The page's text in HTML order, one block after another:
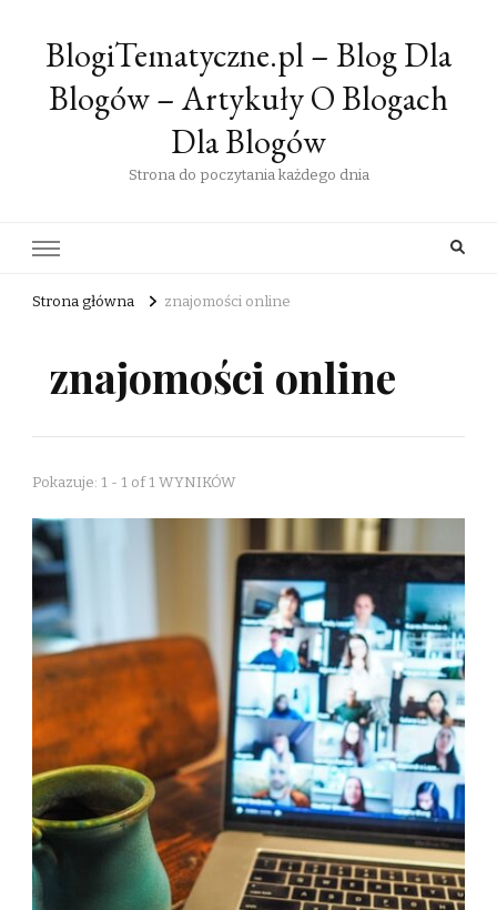
BlogiTematyczne.pl – Blog Dla
Blogów – Artykuły O Blogach
Dla Blogów
Strona do poczytania każdego dnia
Strona główna znajomości online
znajomości online
Pokazuje: 1 - 1 of 1 WYNIKÓW